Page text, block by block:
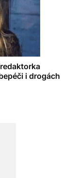
i drogách